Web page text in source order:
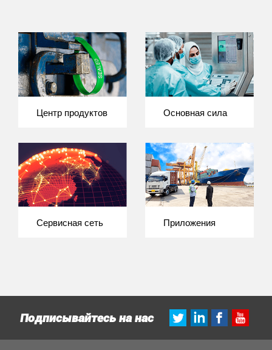
Центр продуктов Основная сила
Сервисная сеть Приложения
Подписывайтесь на нас